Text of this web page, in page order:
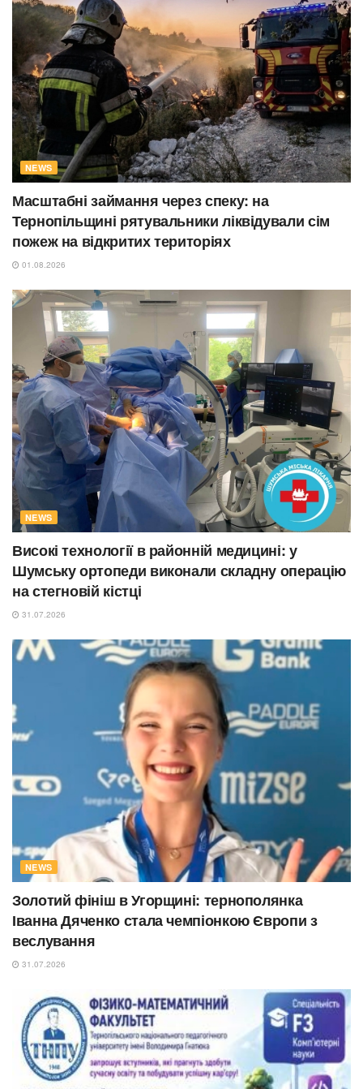
NEWS
Масштабні займання через спеку: на
Тернопільщині рятувальники ліквідували сім
пожеж на відкритих територіях
01.08.2026
NEWS
Високі технології в районній медицині: у
Шумську ортопеди виконали складну операцію
на стегновій кістці
31.07.2026
NEWS
Золотий фініш в Угорщині: тернополянка
Іванна Дяченко стала чемпіонкою Європи з
веслування
31.07.2026